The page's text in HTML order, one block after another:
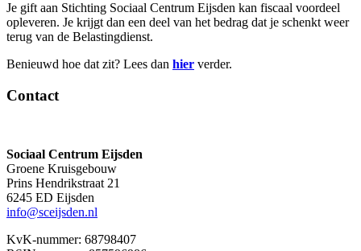
Je gift aan Stichting Sociaal Centrum Eijsden kan fiscaal voordeel
opleveren. Je krijgt dan een deel van het bedrag dat je schenkt weer
terug van de Belastingdienst.
Benieuwd hoe dat zit? Lees dan hier verder.
Contact
Sociaal Centrum Eijsden
Groene Kruisgebouw
Prins Hendrikstraat 21
6245 ED Eijsden
info@sceijsden.nl
KvK-nummer: 68798407